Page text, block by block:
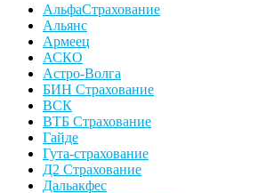
АльфаСтрахование
Альянс
Армеец
АСКО
Астро-Волга
БИН Страхование
ВСК
ВТБ Страхование
Гайде
Гута-страхование
Д2 Страхование
Дальакфес